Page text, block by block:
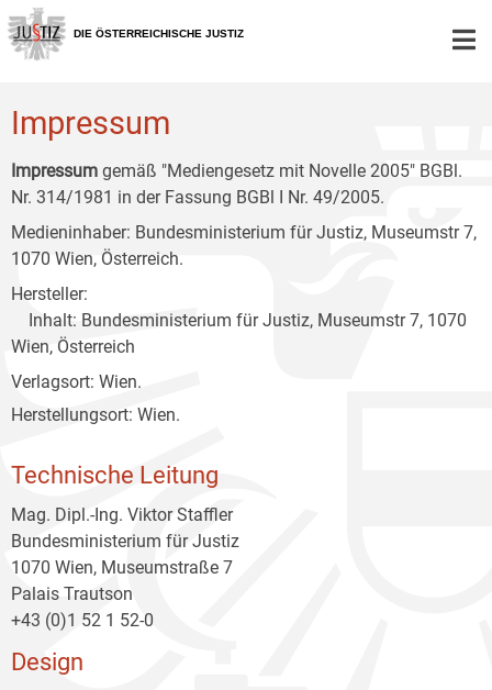
Zur
Hauptnavigation
[1]
Zum
Inhalt
[2]
Zum
Untermenü
[3]
DIE ÖSTERREICHISCHE JUSTIZ
Impressum
Impressum gemäß "Mediengesetz mit Novelle 2005" BGBl.
Nr. 314/1981 in der Fassung BGBl I Nr. 49/2005.
Medieninhaber: Bundesministerium für Justiz, Museumstr 7,
1070 Wien, Österreich.
Hersteller:
Inhalt: Bundesministerium für Justiz, Museumstr 7, 1070
Wien, Österreich
Verlagsort: Wien.
Herstellungsort: Wien.
Technische Leitung
Mag. Dipl.-Ing. Viktor Staffler
Bundesministerium für Justiz
1070 Wien, Museumstraße 7
Palais Trautson
+43 (0)1 52 1 52-0
Design